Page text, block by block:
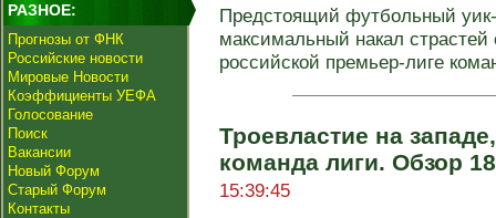
РАЗНОЕ:
Прогнозы от ФНК
Российские новости
Мировые Новости
Коэффициенты УЕФА
Голосование
Поиск
Вакансии
Новый Форум
Старый Форум
Контакты
Предстоящий футбольный
максимальный накал страстей
российской премьер-лиге
Троевластие на
команда лиги. Обзор
15:39:45